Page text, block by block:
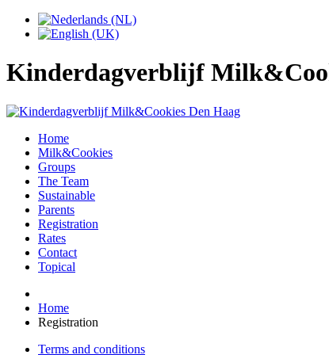
Kinderdagverblijf
Home
Milk&Cookies
Groups
The Team
Sustainable
Parents
Registration
Rates
Contact
Topical
Home
Registration
Terms and conditions